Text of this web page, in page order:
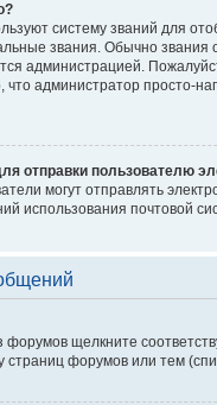
систему званий для
звания. Обычно
администрацией.
администратор просто-
отправки пользователю
могут отправлять
использования почтовой
щелкните
страниц форумов или тем